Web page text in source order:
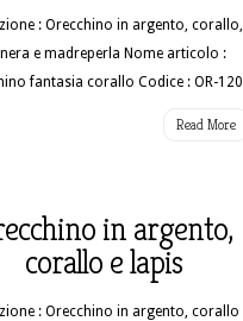
: Orecchino in argento, corallo,
e madreperla Nome articolo :
fantasia corallo Codice : OR-120
Read More
in argento,
corallo e lapis
: Orecchino in argento, corallo